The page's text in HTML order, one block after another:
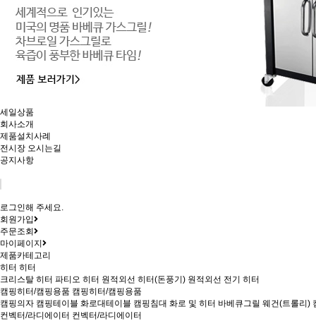
세일상품
회사소개
제품설치사례
전시장 오시는길
공지사항
로그인해 주세요.
회원가입
주문조회
마이페이지
제품카테고리
히터 히터
크리스탈 히터 파티오 히터 원적외선 히터(돈풍기) 원적외선 전기 히터
캠핑히터/캠핑용품 캠핑히터/캠핑용품
캠핑의자 캠핑테이블 화로대테이블 캠핑침대 화로 및 히터 바베큐그릴 웨건(트롤리)
컨벡터/라디에이터 컨벡터/라디에이터